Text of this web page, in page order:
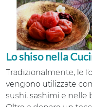
Lo shiso nella
Tradizionalmente, le
vengono utilizzate
sushi, sashimi e nelle